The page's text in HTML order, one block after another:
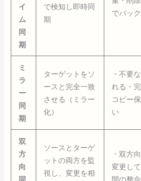
イ
ム
同
期
で検知し即時同
期
でバッ
ミ
ラ
ー
同
期
ターゲットをソ
ースと完全一致
させる（ミラー
化）
・不要
れる・
コピー
い
双
方
向
ソースとターゲ
ットの両方を監
視し、変更を相
・双方
変更し